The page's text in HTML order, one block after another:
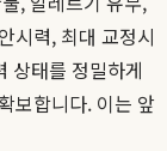
시력, 최대 교정시
상태를 정밀하게
보합니다. 이는 앞